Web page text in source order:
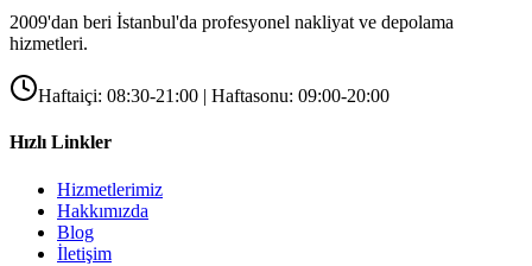
2009'dan beri İstanbul'da profesyonel nakliyat ve depolama
hizmetleri.
Haftaiçi: 08:30-21:00 | Haftasonu: 09:00-20:00
Hızlı Linkler
Hizmetlerimiz
Hakkımızda
Blog
İletişim